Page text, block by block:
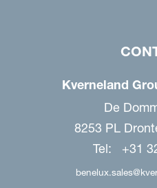
Kverneland
De
8253 PL
Tel: +31